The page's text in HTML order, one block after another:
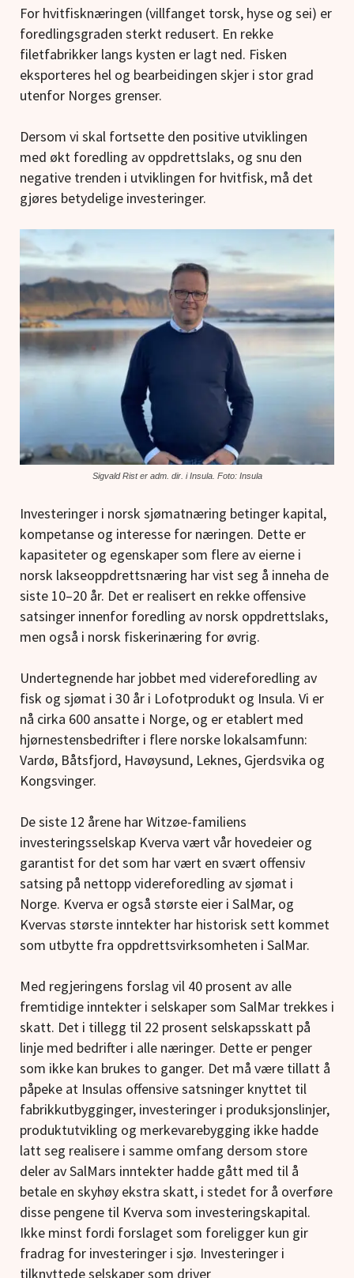
For hvitfisknæringen (villfanget torsk, hyse og sei) er
foredlingsgraden sterkt redusert. En rekke
filetfabrikker langs kysten er lagt ned. Fisken
eksporteres hel og bearbeidingen skjer i stor grad
utenfor Norges grenser.
Dersom vi skal fortsette den positive utviklingen
med økt foredling av oppdrettslaks, og snu den
negative trenden i utviklingen for hvitfisk, må det
gjøres betydelige investeringer.
Sigvald Rist er adm. dir. i Insula. Foto: Insula
Investeringer i norsk sjømatnæring betinger kapital,
kompetanse og interesse for næringen. Dette er
kapasiteter og egenskaper som flere av eierne i
norsk lakseoppdrettsnæring har vist seg å inneha de
siste 10–20 år. Det er realisert en rekke offensive
satsinger innenfor foredling av norsk oppdrettslaks,
men også i norsk fiskerinæring for øvrig.
Undertegnende har jobbet med videreforedling av
fisk og sjømat i 30 år i Lofotprodukt og Insula. Vi er
nå cirka 600 ansatte i Norge, og er etablert med
hjørnestensbedrifter i flere norske lokalsamfunn:
Vardø, Båtsfjord, Havøysund, Leknes, Gjerdsvika og
Kongsvinger.
De siste 12 årene har Witzøe-familiens
investeringsselskap Kverva vært vår hovedeier og
garantist for det som har vært en svært offensiv
satsing på nettopp videreforedling av sjømat i
Norge. Kverva er også største eier i SalMar, og
Kvervas største inntekter har historisk sett kommet
som utbytte fra oppdrettsvirksomheten i SalMar.
Med regjeringens forslag vil 40 prosent av alle
fremtidige inntekter i selskaper som SalMar trekkes i
skatt. Det i tillegg til 22 prosent selskapsskatt på
linje med bedrifter i alle næringer. Dette er penger
som ikke kan brukes to ganger. Det må være tillatt å
påpeke at Insulas offensive satsninger knyttet til
fabrikkutbygginger, investeringer i produksjonslinjer,
produktutvikling og merkevarebygging ikke hadde
latt seg realisere i samme omfang dersom store
deler av SalMars inntekter hadde gått med til å
betale en skyhøy ekstra skatt, i stedet for å overføre
disse pengene til Kverva som investeringskapital.
Ikke minst fordi forslaget som foreligger kun gir
fradrag for investeringer i sjø. Investeringer i
tilknyttede selskaper som driver